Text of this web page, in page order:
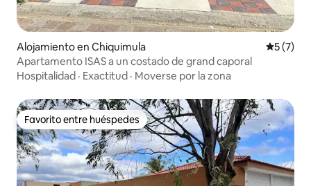
Alojamiento en Chiquimula
5 (7)
Apartamento ISAS a un costado de grand caporal
Hospitalidad · Exactitud · Moverse por la zona
Favorito entre huéspedes
Favorito entre huéspedes